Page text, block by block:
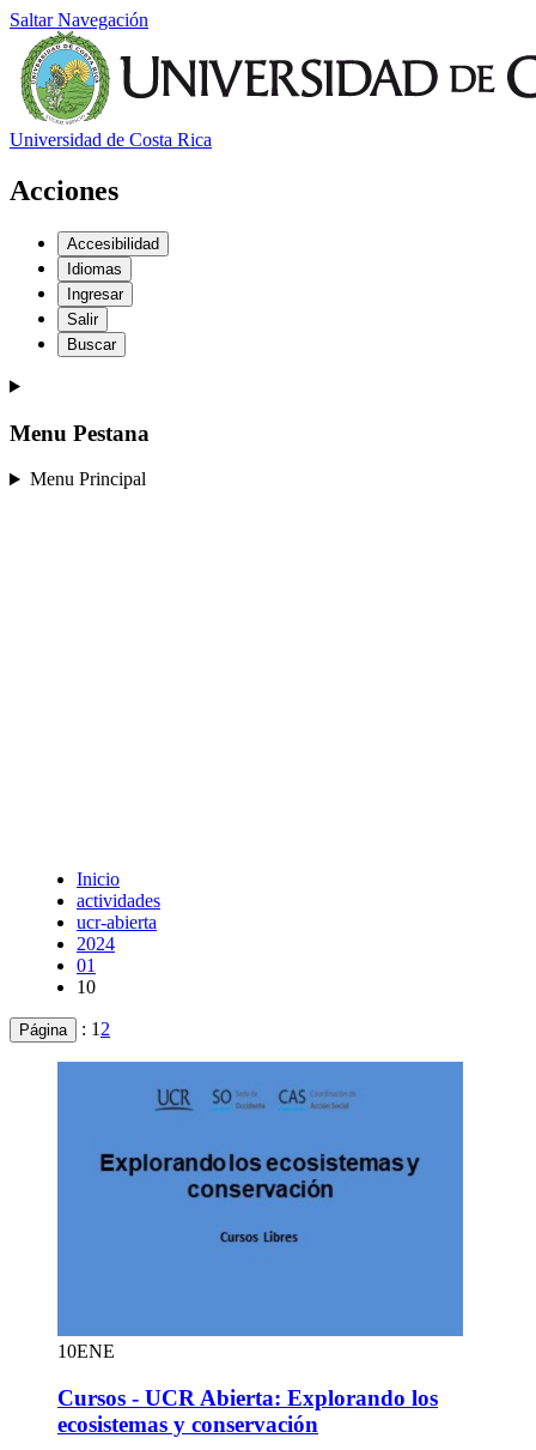
Saltar Navegación
Universidad de Costa Rica
Acciones
Accesibilidad
Idiomas
Ingresar
Salir
Buscar
Menu Pestana
Menu Principal
Inicio
actividades
ucr-abierta
2024
01
10
Página : 1 2
10ENE
Cursos - UCR Abierta: Explorando los
ecosistemas y conservación